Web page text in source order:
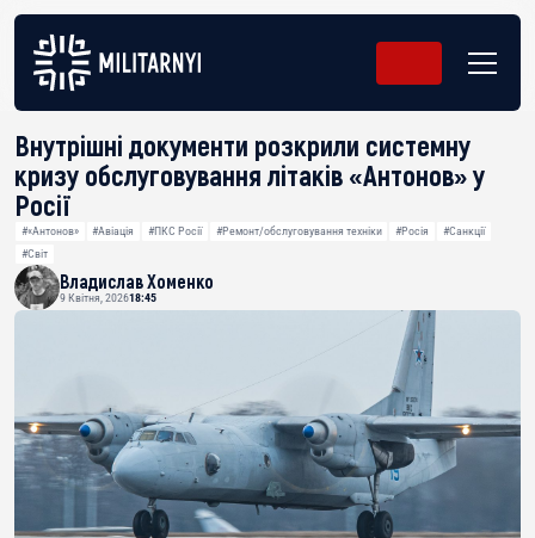
Внутрішні документи розкрили системну
кризу обслуговування літаків «Антонов» у
Росії
#«Антонов» #Авіація #ПКС Росії #Ремонт/обслуговування техніки #Росія
#Санкції
#Світ
Владислав Хоменко
9 Квітня, 202618:45